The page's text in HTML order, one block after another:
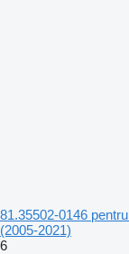
81.35502-0146
(2005-2021)
6